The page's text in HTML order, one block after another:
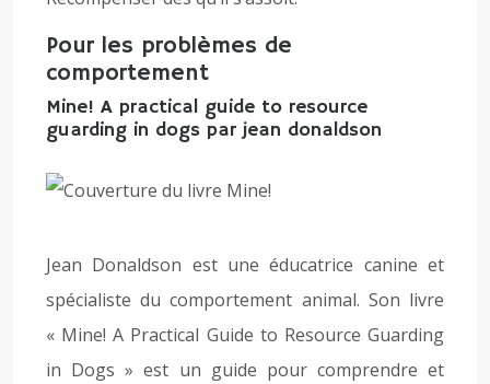
Pour les problèmes de
comportement
Mine! A practical guide to resource
guarding in dogs par jean donaldson
Jean Donaldson est une éducatrice canine et
spécialiste du comportement animal. Son livre
« Mine! A Practical Guide to Resource Guarding
in Dogs » est un guide pour comprendre et